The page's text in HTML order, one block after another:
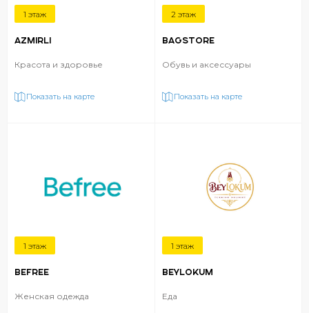
1 этаж
AZMIRLI
Красота и здоровье
Показать на карте
2 этаж
BAGSTORE
Обувь и аксессуары
Показать на карте
1 этаж
BEFREE
Женская одежда
1 этаж
BEYLOKUM
Еда